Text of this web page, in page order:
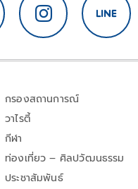
กรองสถานการณ์
วาไรตี้
กีฬา
ท่องเที่ยว – ศิลปวัฒนธรรม
ประชาสัมพันธ์